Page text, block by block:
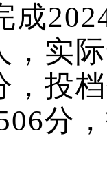
成
，实
，投
分